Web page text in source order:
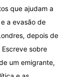
que ajudam a
a evasão de
depois de
sobre
um emigrante,